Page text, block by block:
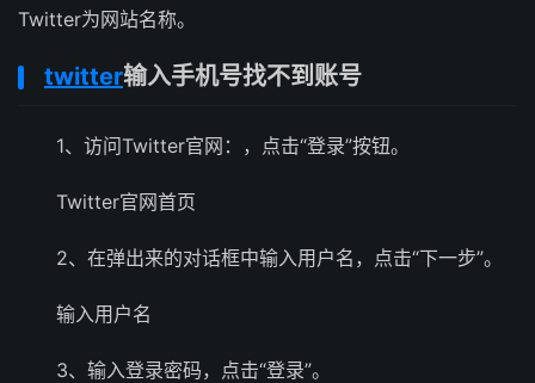
Twitter为网站名称。
twitter输入手机号找不到账号
1、访问Twitter官网：，点击“登录”按钮。
Twitter官网首页
2、在弹出来的对话框中输入用户名，点击“下一步”。
输入用户名
3、输入登录密码，点击“登录”。